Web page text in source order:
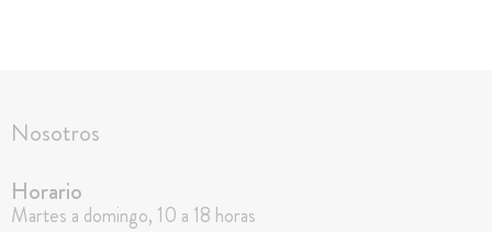
Nosotros
Horario
Martes a domingo, 10 a 18 horas